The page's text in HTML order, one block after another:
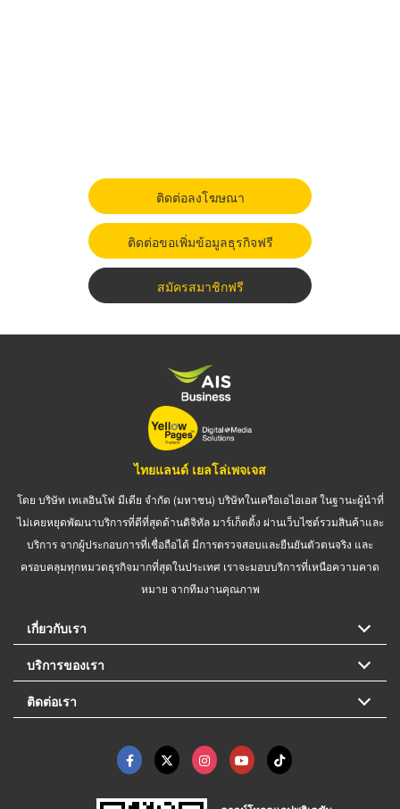
ติดต่อลงโฆษณา
ติดต่อขอเพิ่มข้อมูลธุรกิจฟรี
สมัครสมาชิกฟรี
ไทยแลนด์ เยลโล่เพจเจส
โดย บริษัท เทเลอินโฟ มีเดีย จำกัด (มหาชน) บริษัทในเครือเอไอเอส ในฐานะผู้นำที่
ไม่เคยหยุดพัฒนาบริการที่ดีที่สุดด้านดิจิทัล มาร์เก็ตติ้ง ผ่านเว็บไซต์รวมสินค้าและ
บริการ จากผู้ประกอบการที่เชื่อถือได้ มีการตรวจสอบและยืนยันตัวตนจริง และ
ครอบคลุมทุกหมวดธุรกิจมากที่สุดในประเทศ เราจะมอบบริการที่เหนือความคาด
หมาย จากทีมงานคุณภาพ
เกี่ยวกับเรา
บริการของเรา
ติดต่อเรา